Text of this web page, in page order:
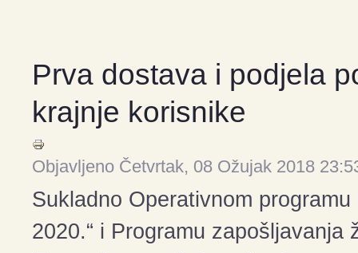
Prva dostava i podjela
krajnje korisnike
Objavljeno Četvrtak, 08 Ožujak 2018
Sukladno Operativnom
2020.“ i Programu zapošljavanja